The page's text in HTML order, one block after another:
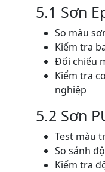
5.1 Sơn
So màu
Kiểm tra
Đối chiếu
Kiểm tra
nghiệp
5.2 Sơn
Test màu
So sánh
Kiểm tra